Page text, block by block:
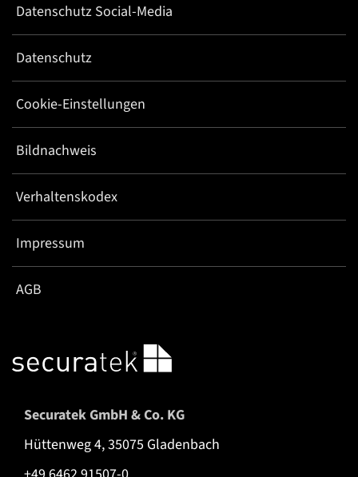
Datenschutz Social-Media
Datenschutz
Cookie-Einstellungen
Bildnachweis
Verhaltenskodex
Impressum
AGB
Securatek GmbH & Co. KG
Hüttenweg 4, 35075 Gladenbach